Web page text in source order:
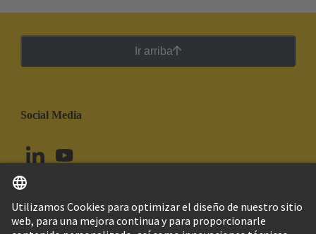
Ir arriba
Social Media
Perú Español